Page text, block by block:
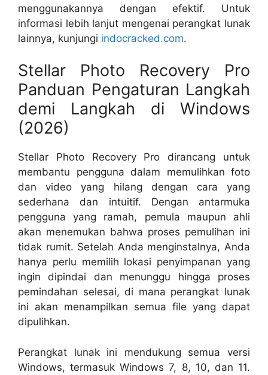
menggunakannya dengan efektif. Untuk
informasi lebih lanjut mengenai perangkat lunak
lainnya, kunjungi indocracked.com.
Stellar Photo Recovery Pro
Panduan Pengaturan Langkah
demi Langkah di Windows
(2026)
Stellar Photo Recovery Pro dirancang untuk
membantu pengguna dalam memulihkan foto
dan video yang hilang dengan cara yang
sederhana dan intuitif. Dengan antarmuka
pengguna yang ramah, pemula maupun ahli
akan menemukan bahwa proses pemulihan ini
tidak rumit. Setelah Anda menginstalnya, Anda
hanya perlu memilih lokasi penyimpanan yang
ingin dipindai dan menunggu hingga proses
pemindahan selesai, di mana perangkat lunak
ini akan menampilkan semua file yang dapat
dipulihkan.
Perangkat lunak ini mendukung semua versi
Windows, termasuk Windows 7, 8, 10, dan 11.